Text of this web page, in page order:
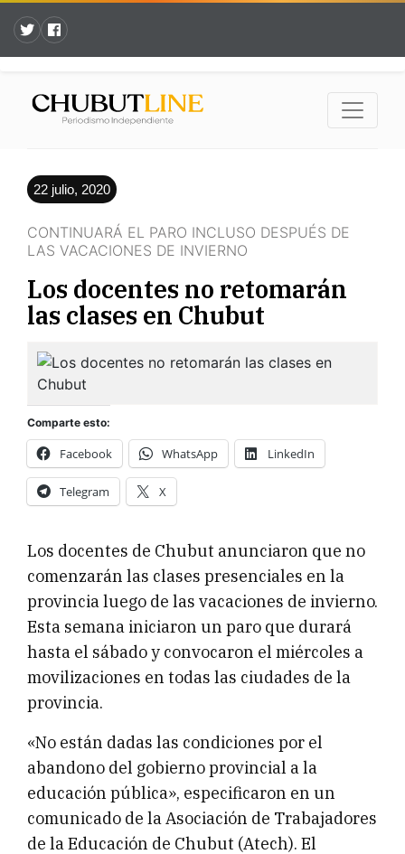
22 julio, 2020
CONTINUARÁ EL PARO INCLUSO DESPUÉS DE
LAS VACACIONES DE INVIERNO
Los docentes no retomarán
las clases en Chubut
Comparte esto:
Facebook WhatsApp LinkedIn
Telegram X
Los docentes de Chubut anunciaron que no
comenzarán las clases presenciales en la
provincia luego de las vacaciones de invierno.
Esta semana iniciaron un paro que durará
hasta el sábado y convocaron el miércoles a
movilizaciones en todas las ciudades de la
provincia.
«No están dadas las condiciones por el
abandono del gobierno provincial a la
educación pública», especificaron en un
comunicado de la Asociación de Trabajadores
de la Educación de Chubut (Atech). El